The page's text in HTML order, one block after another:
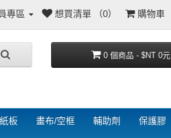
專區 想買清單 （0） 購物車
0 個商品 - $NT 0元
板 畫布/空框 輔助劑 保護膠